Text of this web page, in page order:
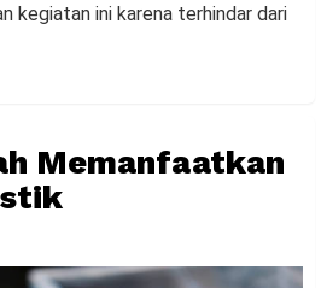
kegiatan ini karena terhindar dari
Memanfaatkan